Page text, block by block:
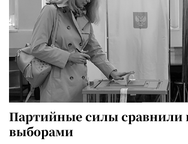
Партийные силы сравнили
выборами